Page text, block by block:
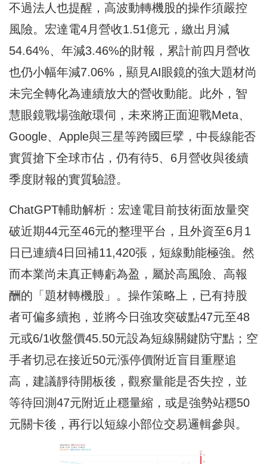
不過法人也提醒，高波動轉機股的操作須嚴控
風險。宏達電4月營收1.51億元，繳出月減
54.64%、年減3.46%的財報，累計前四月營收
也仍小幅年減7.06%，顯見AI眼鏡的強大題材尚
未完全轉化為連續放大的營收動能。此外，智
慧眼鏡戰場強敵環伺，未來將正面迎戰Meta、
Google、Apple與三星等跨國巨擘，中長線能否
實質搶下全球市佔，仍有待5、6月營收與後續
季度財報的實質驗證。
ChatGPT輔助解析：宏達電目前技術面放量突
破近期44元至46元的整理平台，且外資至6月1
日已連續4日回補11,420張，短線動能極強。然
而本業尚未真正轉虧為盈，屬於高風險、高報
酬的「題材轉機股」。操作策略上，已有持股
者可偏多續抱，並將今日強攻突破點47元至48
元或6/1收盤價45.50元設為短線關鍵防守點；空
手者切忌在接近50元漲停價附近盲目重壓追
高，建議靜待開板後，觀察量能是否失控，並
等待回測47元附近止穩量縮，或是強勢站穩50
元關卡後，再行以短線小部位交易邏輯參與。